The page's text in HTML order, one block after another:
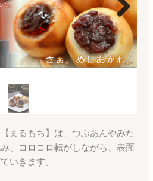
Next
まるもち】は、つぶあんやみた
、コロコロ転がしながら、表面
いきます。